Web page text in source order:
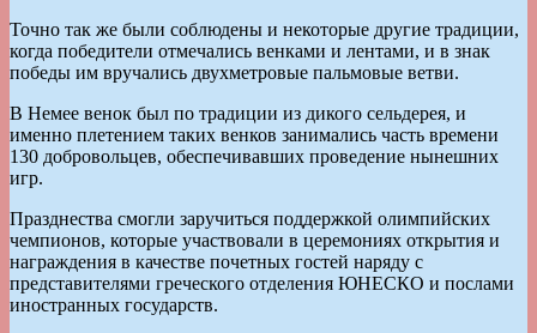
Точно так же были соблюдены и некоторые другие традиции,
когда победители отмечались венками и лентами, и в знак
победы им вручались двухметровые пальмовые ветви.
В Немее венок был по традиции из дикого сельдерея, и
именно плетением таких венков занимались часть времени
130 добровольцев, обеспечивавших проведение нынешних
игр.
Празднества смогли заручиться поддержкой олимпийских
чемпионов, которые участвовали в церемониях открытия и
награждения в качестве почетных гостей наряду с
представителями греческого отделения ЮНЕСКО и послами
иностранных государств.